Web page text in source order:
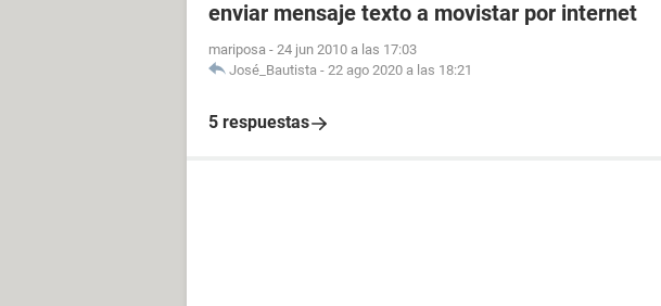
enviar mensaje texto a movistar por internet
mariposa - 24 jun 2010 a las 17:03
José_Bautista - 22 ago 2020 a las 18:21
5 respuestas